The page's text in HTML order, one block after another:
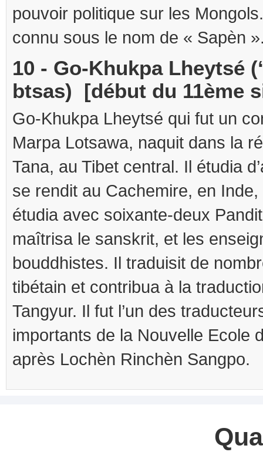
pouvoir politique sur les
connu sous le nom de « Sapèn
10 - Go-Khukpa Lheytsé
btsas) [début du 11ème
Go-Khukpa Lheytsé qui fut un
Marpa Lotsawa, naquit dans la
Tana, au Tibet central. Il étudia
se rendit au Cachemire, en
étudia avec soixante-deux
maîtrisa le sanskrit, et les
bouddhistes. Il traduisit de
tibétain et contribua à la
Tangyur. Il fut l’un des
importants de la Nouvelle Ecole
après Lochèn Rinchèn Sangpo.